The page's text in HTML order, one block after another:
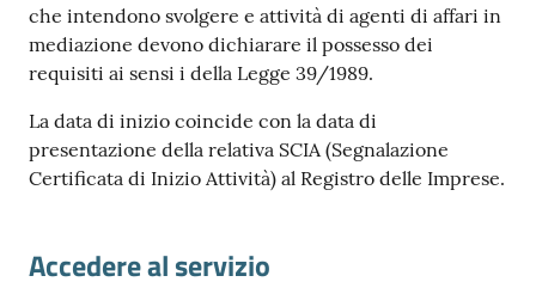
su
che intendono svolgere e attività di agenti di affari in
mediazione devono dichiarare il possesso dei
requisiti ai sensi i della Legge 39/1989.
La data di inizio coincide con la data di
presentazione della relativa SCIA (Segnalazione
Certificata di Inizio Attività) al Registro delle Imprese.
Accedere al servizio